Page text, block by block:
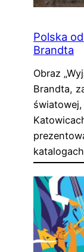
Polska
Brandta
Obraz
Brandta,
światowej,